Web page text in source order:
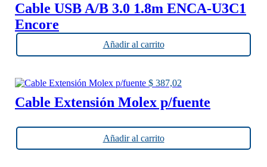
Cable USB A/B 3.0 1.8m ENCA-U3C1
Encore
Añadir al carrito
$ 387,02
Cable Extensión Molex p/fuente
Añadir al carrito